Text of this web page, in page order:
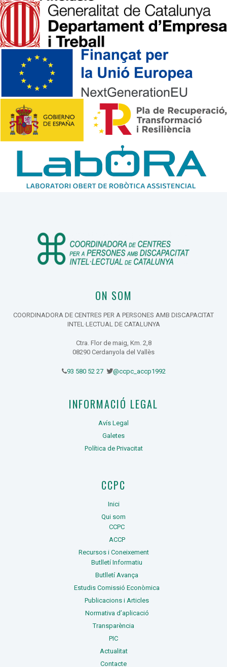
ON SOM
COORDINADORA DE CENTRES PER A PERSONES AMB DISCAPACITAT
INTEL·LECTUAL DE CATALUNYA
Ctra. Flor de maig, Km. 2,8
08290 Cerdanyola del Vallès
93 580 52 27 @ccpc_accp1992
INFORMACIÓ LEGAL
Avís Legal
Galetes
Política de Privacitat
CCPC
Inici
Qui som
CCPC
ACCP
Recursos i Coneixement
Butlletí Informatiu
Butlletí Avança
Estudis Comissió Econòmica
Publicacions i Articles
Normativa d’aplicació
Transparència
PIC
Actualitat
Contacte